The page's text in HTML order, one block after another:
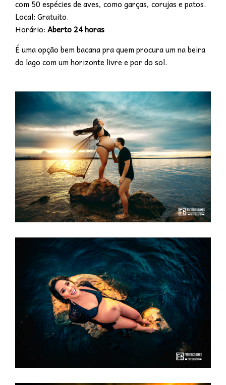
com 50 espécies de aves, como garças, corujas e patos.
Local: Gratuito.
Horário: Aberto 24 horas
É uma opção bem bacana pra quem procura um na beira
do lago com um horizonte livre e por do sol.